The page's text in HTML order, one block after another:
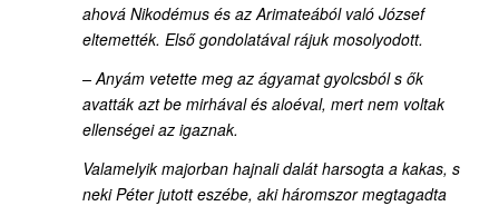
ahová Nikodémus és az Arimateából való József
eltemették. Első gondolatával rájuk mosolyodott.
– Anyám vetette meg az ágyamat gyolcsból s ők
avatták azt be mirhával és aloéval, mert nem voltak
ellenségei az igaznak.
Valamelyik majorban hajnali dalát harsogta a kakas, s
neki Péter jutott eszébe, aki háromszor megtagadta